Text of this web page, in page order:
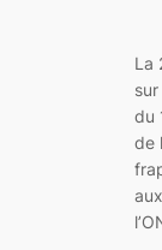
La
du
de